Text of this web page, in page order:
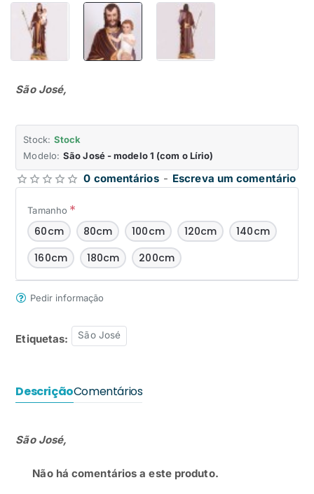
São José​,
Stock: Stock
Modelo: São José - modelo 1 (com o Lírio)
0 comentários - Escreva um comentário
Tamanho
60cm 80cm 100cm 120cm
140cm
160cm
180cm 200cm
Pedir informação
Etiquetas: São José
DescriçãoComentários
São José​,
Não há comentários a este produto.